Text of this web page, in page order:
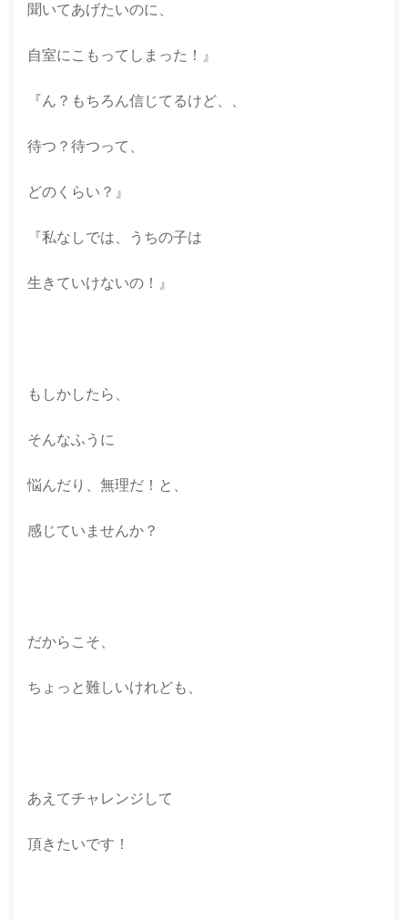
聞いてあげたいのに、
自室にこもってしまった！』
『ん？もちろん信じてるけど、、
待つ？待つって、
どのくらい？』
『私なしでは、うちの子は
生きていけないの！』
もしかしたら、
そんなふうに
悩んだり、無理だ！と、
感じていませんか？
だからこそ、
ちょっと難しいけれども、
あえてチャレンジして
頂きたいです！